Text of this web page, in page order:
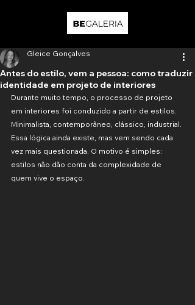
Antes do estilo, vem a pessoa: como traduzir
identidade em projeto de interiores
Gleice Gonçalves
Durante muito tempo, o processo de projeto
em interiores foi conduzido a partir de estilos.
Minimalista, contemporâneo, clássico, industrial.
Essa lógica ainda existe, mas vem sendo cada
vez mais questionada. O motivo é simples:
estilos não dão conta da complexidade de
quem vive o espaço.